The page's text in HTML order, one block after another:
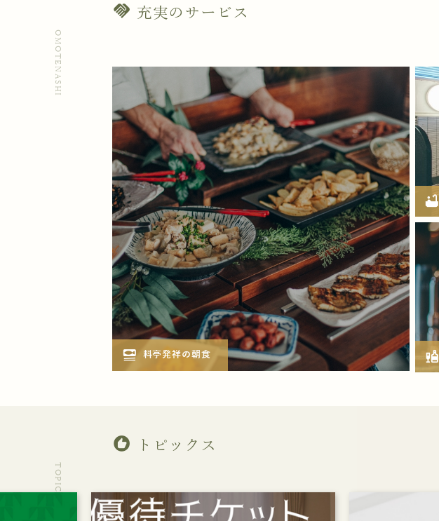
OMOTENASHI
handshake 充実のサービス
set_meal 料亭発祥の朝食
bathtub
liquor
TOPICS
recommend トピックス